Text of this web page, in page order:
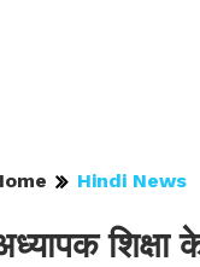
Hindi News